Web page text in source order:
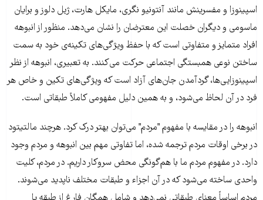
اسپینوزا و مفسرینش مانند آنتونیو نگری، مایکل هارت، ژیل دلوز و برایان
ماسومی و دیگران خصلت این معترضان را نشان می‌دهد. منظور از انبوهه
افراد متمایز و متفاوتی است که با حفظ ویژگی‌های تکینه‌ی خود به سمت
ساختن نوعی همبستگی اجتماعی حرکت می‌کنند. به تعبیری، انبوهه از نظر
اسپینوزایی‌ها، گردآمدن جان‌های آزاد است که ویژگی‌های تکین و خاص هر
فرد در آن لحاظ می‌شود، و به همین دلیل مفهومی کاملاً طبقاتی است.
انبوهه را در مقایسه با مفهوم "مردم" می‌توان بهتر درک کرد. هرچند مالتیتود
در برخی اوقات مردم ترجمه شده، اما تفاوتی مهم بین انبوهه و مردم وجود
دارد. در مفهوم مردم ما با هم‌گونگی محض سروکار داریم. در مردم، کلیت
واحدی ساخته می‌شود که در آن اجزاء و طبقات مختلف ناپدید می‌شوند.